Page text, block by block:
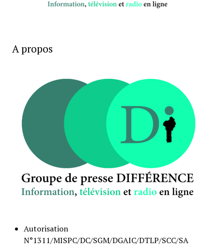
A propos
Autorisation
N°1311/MISPC/DC/SGM/DGAIC/DTLP/SCC/SA